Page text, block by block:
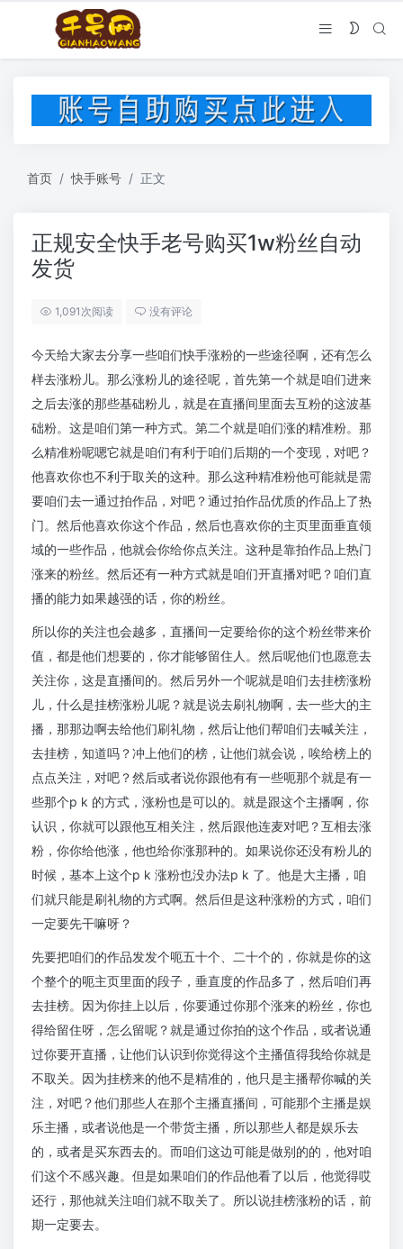
首页 快手账号 正文
正规安全快手老号购买1w粉丝自动
发货
1,091次阅读 没有评论
今天给大家去分享一些咱们快手涨粉的一些途径啊，还有怎么
样去涨粉儿。那么涨粉儿的途径呢，首先第一个就是咱们进来
之后去涨的那些基础粉儿，就是在直播间里面去互粉的这波基
础粉。这是咱们第一种方式。第二个就是咱们涨的精准粉。那
么精准粉呢嗯它就是咱们有利于咱们后期的一个变现，对吧？
他喜欢你也不利于取关的这种。那么这种精准粉他可能就是需
要咱们去一通过拍作品，对吧？通过拍作品优质的作品上了热
门。然后他喜欢你这个作品，然后也喜欢你的主页里面垂直领
域的一些作品，他就会你给你点关注。这种是靠拍作品上热门
涨来的粉丝。然后还有一种方式就是咱们开直播对吧？咱们直
播的能力如果越强的话，你的粉丝。
所以你的关注也会越多，直播间一定要给你的这个粉丝带来价
值，都是他们想要的，你才能够留住人。然后呢他们也愿意去
关注你，这是直播间的。然后另外一个呢就是咱们去挂榜涨粉
儿，什么是挂榜涨粉儿呢？就是说去刷礼物啊，去一些大的主
播，那那边啊去给他们刷礼物，然后让他们帮咱们去喊关注，
去挂榜，知道吗？冲上他们的榜，让他们就会说，唉给榜上的
点点关注，对吧？然后或者说你跟他有有一些呃那个就是有一
些那个p k 的方式，涨粉也是可以的。就是跟这个主播啊，你
认识，你就可以跟他互相关注，然后跟他连麦对吧？互相去涨
粉，你你给他涨，他也给你涨那种的。如果说你还没有粉儿的
时候，基本上这个p k 涨粉也没办法p k 了。他是大主播，咱
们就只能是刷礼物的方式啊。然后但是这种涨粉的方式，咱们
一定要先干嘛呀？
先要把咱们的作品发发个呃五十个、二十个的，你就是你的这
个整个的呃主页里面的段子，垂直度的作品多了，然后咱们再
去挂榜。因为你挂上以后，你要通过你那个涨来的粉丝，你也
得给留住呀，怎么留呢？就是通过你拍的这个作品，或者说通
过你要开直播，让他们认识到你觉得这个主播值得我给你就是
不取关。因为挂榜来的他不是精准的，他只是主播帮你喊的关
注，对吧？他们那些人在那个主播直播间，可能那个主播是娱
乐主播，或者说他是一个带货主播，所以那些人都是娱乐去
的，或者是买东西去的。而咱们这边可能是做别的的，他对咱
们这个不感兴趣。但是如果咱们的作品他看了以后，他觉得哎
还行，那他就关注咱们就不取关了。所以说挂榜涨粉的话，前
期一定要去。